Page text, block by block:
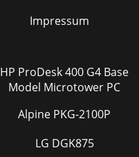
Impressum
HP ProDesk 400 G4 Base
Model Microtower PC
Alpine PKG-2100P
LG DGK875